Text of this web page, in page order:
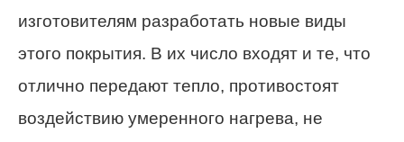
изготовителям разработать новые виды
этого покрытия. В их число входят и те, что
отлично передают тепло, противостоят
воздействию умеренного нагрева, не